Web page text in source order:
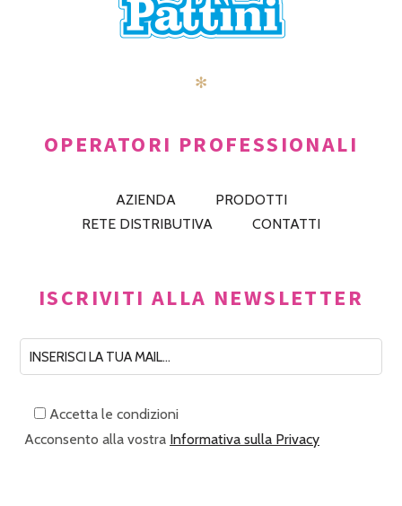
✻
OPERATORI PROFESSIONALI
AZIENDA
PRODOTTI
RETE DISTRIBUTIVA
CONTATTI
ISCRIVITI ALLA NEWSLETTER
Accetta le condizioni
Acconsento alla vostra Informativa sulla Privacy